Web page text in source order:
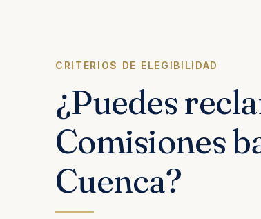
CRITERIOS DE ELEGIBILIDAD
¿Puedes
Comisiones
Cuenca?